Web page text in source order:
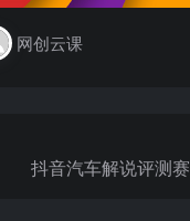
网创云课
抖音汽车解说评测